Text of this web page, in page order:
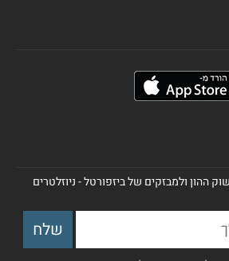
ההון ולמבזקים של ביזפורטל - ניוזלטרים